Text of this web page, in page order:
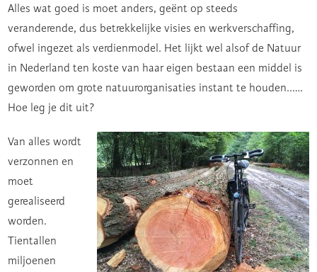
Alles wat goed is moet anders, geënt op steeds
veranderende, dus betrekkelijke visies en werkverschaffing,
ofwel ingezet als verdienmodel. Het lijkt wel alsof de Natuur
in Nederland ten koste van haar eigen bestaan een middel is
geworden om grote natuurorganisaties instant te houden..….
Hoe leg je dit uit?
Van alles wordt
verzonnen en
moet
gerealiseerd
worden.
Tientallen
miljoenen